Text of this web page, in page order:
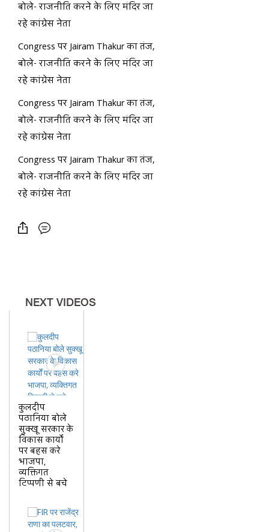
बोले- राजनीति करने के लिए मंदिर जा
रहे कांग्रेस नेता
Congress पर Jairam Thakur का तंज,
बोले- राजनीति करने के लिए मंदिर जा
रहे कांग्रेस नेता
Congress पर Jairam Thakur का तंज,
बोले- राजनीति करने के लिए मंदिर जा
रहे कांग्रेस नेता
Congress पर Jairam Thakur का तंज,
बोले- राजनीति करने के लिए मंदिर जा
रहे कांग्रेस नेता
NEXT VIDEOS
कुलदीप
पठानिया बोले
सुक्खू सरकार के
विकास कार्यों
पर बहस करे
भाजपा,
व्यक्तिगत
टिप्पणी से बचे